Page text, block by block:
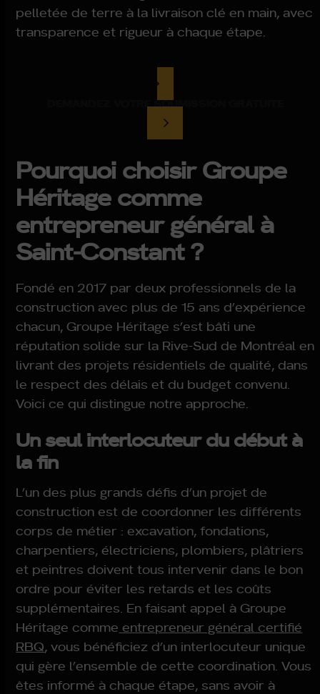
pelletée de terre à la livraison clé en main, avec
transparence et rigueur à chaque étape.
DEMANDEZ VOTRE SOUMISSION GRATUITE
Pourquoi choisir Groupe
Héritage comme
entrepreneur général à
Saint-Constant ?
Fondé en 2017 par deux professionnels de la
construction avec plus de 15 ans d’expérience
chacun, Groupe Héritage s’est bâti une
réputation solide sur la Rive-Sud de Montréal en
livrant des projets résidentiels de qualité, dans
le respect des délais et du budget convenu.
Voici ce qui distingue notre approche.
Un seul interlocuteur du début à
la fin
L’un des plus grands défis d’un projet de
construction est de coordonner les différents
corps de métier : excavation, fondations,
charpentiers, électriciens, plombiers, plâtriers
et peintres doivent tous intervenir dans le bon
ordre pour éviter les retards et les coûts
supplémentaires. En faisant appel à Groupe
Héritage comme entrepreneur général certifié
RBQ, vous bénéficiez d’un interlocuteur unique
qui gère l’ensemble de cette coordination. Vous
êtes informé à chaque étape, sans avoir à